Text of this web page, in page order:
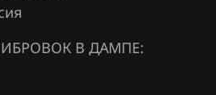
В ДАМПЕ: